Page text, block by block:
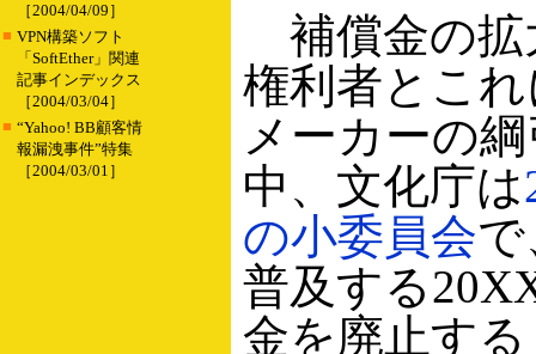
［2004/04/09］
■ VPN構築ソフト
「SoftEther」関連
記事インデックス
［2004/03/04］
■ “Yahoo! BB顧客情
報漏洩事件”特集
［2004/03/01］
補償金の拡
権利者とこ
メーカーの
中、文化庁は
の小委員会
普及する
金を廃止す